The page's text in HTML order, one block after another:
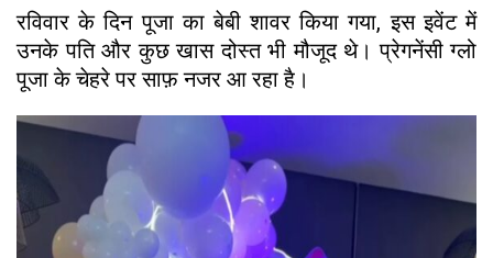
रविवार के दिन पूजा का बेबी शावर किया गया, इस इवेंट में
उनके पति और कुछ खास दोस्त भी मौजूद थे। प्रेगनेंसी ग्लो
पूजा के चेहरे पर साफ़ नजर आ रहा है।